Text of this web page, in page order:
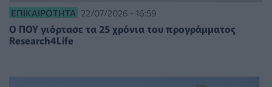
ΕΠΙΚΑΙΡΌΤΗΤΑ 22/07/2026 - 16:59
Ο ΠΟΥ γιόρτασε τα 25 χρόνια του προγράμματος
Research4Life